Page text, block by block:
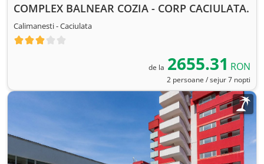
COMPLEX BALNEAR COZIA - CORP CACIULATA.
Calimanesti - Caciulata
de la 2655.31 RON
2 persoane / sejur 7 nopti